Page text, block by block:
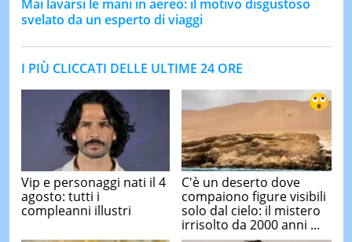
Mai lavarsi le mani in aereo: il motivo disgustoso
svelato da un esperto di viaggi
I PIÙ CLICCATI DELLE ULTIME 24 ORE
Vip e personaggi nati il 4
agosto: tutti i
compleanni illustri
C'è un deserto dove
compaiono figure visibili
solo dal cielo: il mistero
irrisolto da 2000 anni ...